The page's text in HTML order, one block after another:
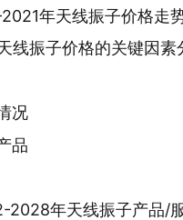
年天线振子价格走
线振子价格的关键因素
况
品
2028年天线振子产品/